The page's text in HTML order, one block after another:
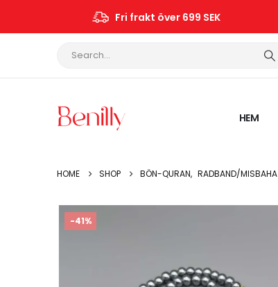
Fri frakt över 699 SEK
HEM
HOME SHOP BÖN-QURAN, RADBAND/MISBAHA
-41%